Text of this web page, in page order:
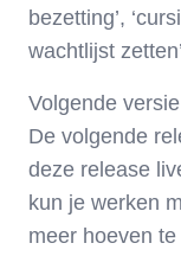
bezetting’,
wachtlijst
Volgende
De volgende
deze release
kun je werken
meer hoeven